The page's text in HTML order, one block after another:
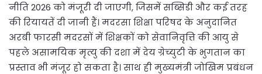
नीति 2026 को मंजूरी दी जाएगी, जिसमें सब्सिडी और कई तरह
की रियायतें दी जानी हैं। मदरसा शिक्षा परिषद के अनुदानित
अरबी फारसी मदरसों में शिक्षकों को सेवानिवृत्ति की आयु से
पहले असामयिक मृत्यु की दशा में देय ग्रेच्युटी के भुगतान का
प्रस्ताव भी मंजूर हो सकता है। साथ ही मुख्यमंत्री जोखिम प्रबंधन